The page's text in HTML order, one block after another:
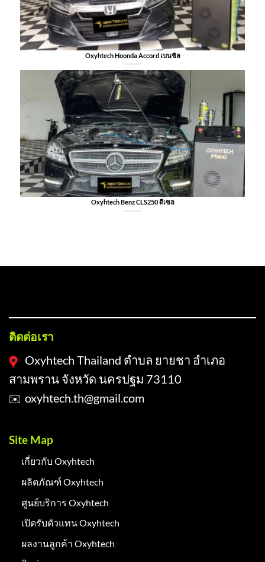
Oxyhtech Hoonda Accord เบนซิล
Oxyhtech Benz CLS250 ดีเซล
ติดต่อเรา
Oxyhtech Thailand ตำบล ยายชา อำเภอ
สามพราน จังหวัด นครปฐม 73110
✉️ oxyhtech.th@gmail.com
Site Map
เกี่ยวกับ Oxyhtech
ผลิตภัณฑ์ Oxyhtech
ศูนย์บริการ Oxyhtech
เปิดรับตัวแทน Oxyhtech
ผลงานลูกค้า Oxyhtech